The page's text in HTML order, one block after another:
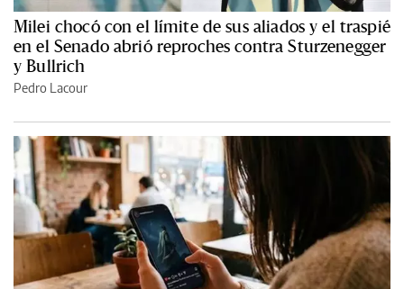
Milei chocó con el límite de sus aliados y el traspié
en el Senado abrió reproches contra Sturzenegger
y Bullrich
Pedro Lacour